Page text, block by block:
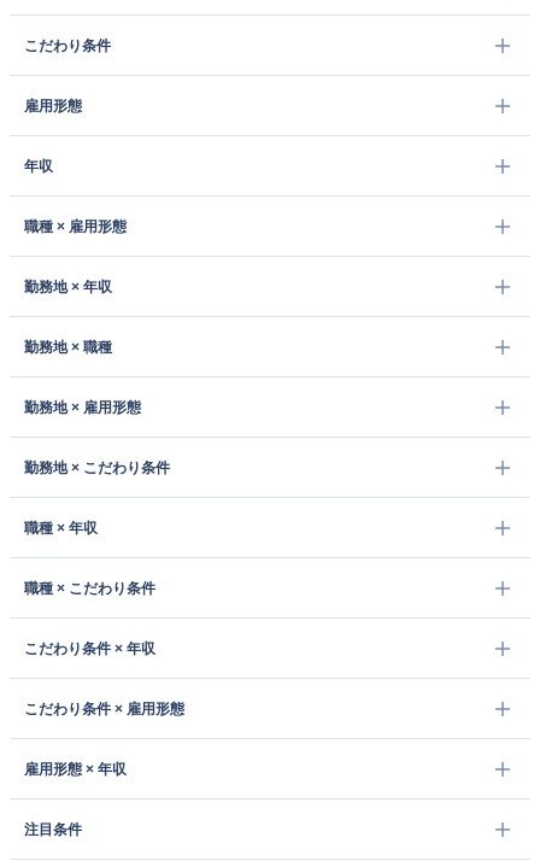
こだわり条件
雇用形態
年収
職種 × 雇用形態
勤務地 × 年収
勤務地 × 職種
勤務地 × 雇用形態
勤務地 × こだわり条件
職種 × 年収
職種 × こだわり条件
こだわり条件 × 年収
こだわり条件 × 雇用形態
雇用形態 × 年収
注目条件